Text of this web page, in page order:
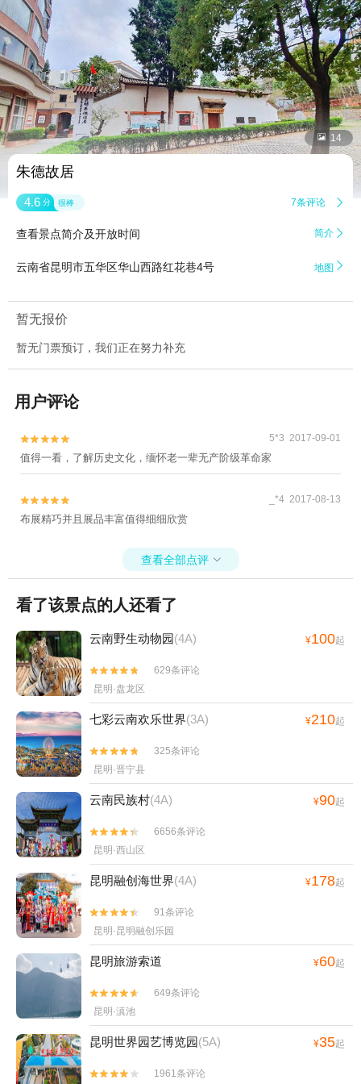
 14
朱德故居
4.6 分 很棒 7条评论 
查看景点简介及开放时间 简介 
云南省昆明市五华区华山西路红花巷4号 地图 
暂无报价
暂无门票预订，我们正在努力补充
用户评论

 5*3 2017-09-01
值得一看，了解历史文化，缅怀老一辈无产阶级革命家

 _*4 2017-08-13
布展精巧并且展品丰富值得细细欣赏
查看全部点评 
看了该景点的人还看了
云南野生动物园(4A) ¥100起


629条评论
昆明·盘龙区
七彩云南欢乐世界(3A) ¥210起


325条评论
昆明·晋宁县
云南民族村(4A) ¥90起


6656条评论
昆明·西山区
昆明融创海世界(4A) ¥178起


91条评论
昆明·昆明融创乐园
昆明旅游索道 ¥60起


649条评论
昆明·滇池
昆明世界园艺博览园(5A) ¥35起

 1961条评论
